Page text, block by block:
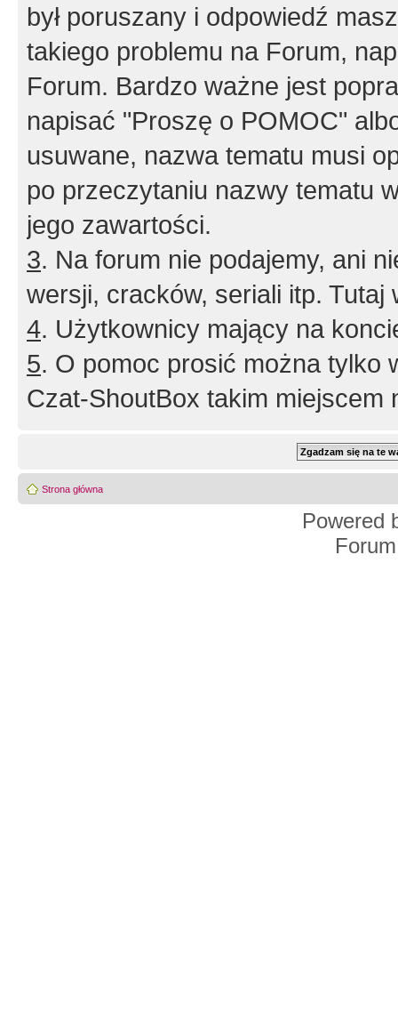
był poruszany i odpowiedź
takiego problemu na Forum,
Forum. Bardzo ważne jest
napisać "Proszę o POMOC"
usuwane, nazwa tematu musi
po przeczytaniu nazwy tematu
jego zawartości.
3. Na forum nie podajemy, ani
wersji, cracków, seriali itp. Tutaj
4. Użytkownicy mający na
5. O pomoc prosić można tylko
Czat-ShoutBox takim miejscem
Strona główna
Powered